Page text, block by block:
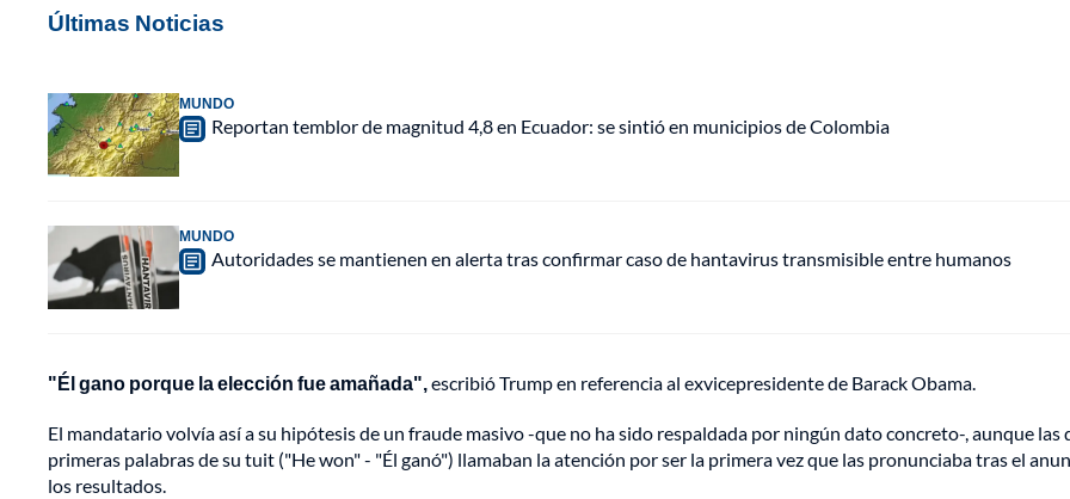
Últimas Noticias
MUNDO
Reportan temblor de magnitud 4,8 en Ecuador: se sintió en municipios de Colombia
MUNDO
Autoridades se mantienen en alerta tras confirmar caso de hantavirus transmisible entre humanos
"Él gano porque la elección fue amañada",escribió Trump en referencia al exvicepresidente de Barack Obama.
El mandatario volvía así a su hipótesis de un fraude masivo -que no ha sido respaldada por ningún dato concreto-, aunque las
primeras palabras de su tuit ("He won" - "Él ganó") llamaban la atención por ser la primera vez que las pronunciaba tras el
los resultados.